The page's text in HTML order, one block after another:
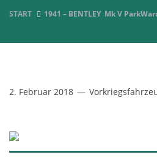
START 1941 – BENTLEY Mk V
2. Februar 2018 —